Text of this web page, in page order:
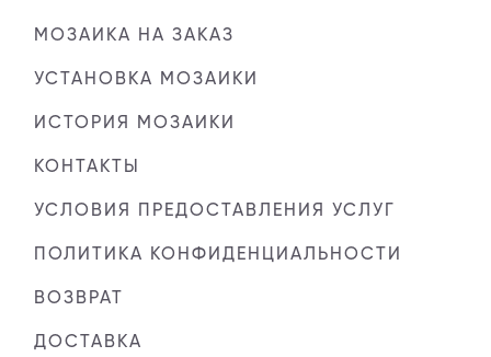
МОЗАИКА НА ЗАКАЗ
УСТАНОВКА МОЗАИКИ
ИСТОРИЯ МОЗАИКИ
КОНТАКТЫ
УСЛОВИЯ ПРЕДОСТАВЛЕНИЯ УСЛУГ
ПОЛИТИКА КОНФИДЕНЦИАЛЬНОСТИ
ВОЗВРАТ
ДОСТАВКА